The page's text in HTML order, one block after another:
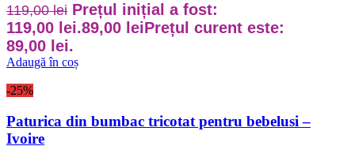
119,00lei Prețul inițial a fost:
119,00 lei.89,00 leiPrețul curent este:
89,00 lei.
Adaugă în coș
-25%
Paturica din bumbac tricotat pentru bebelusi –
Ivoire